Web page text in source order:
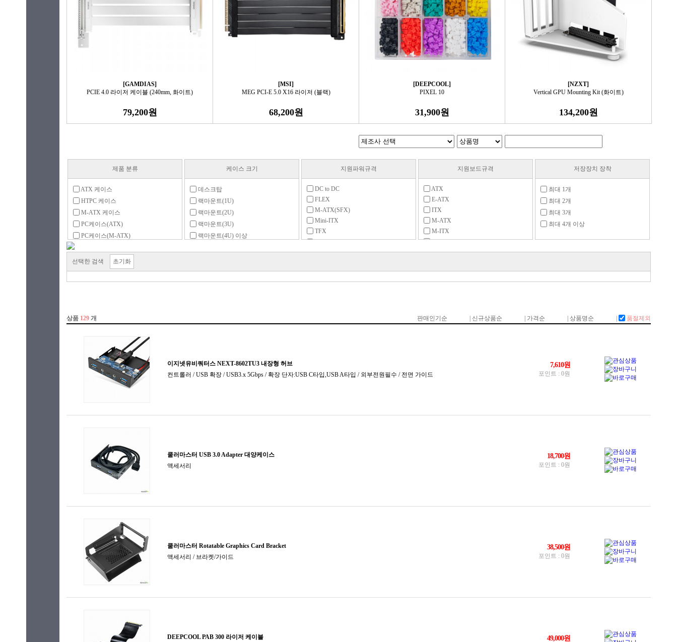
[GAMDIAS]
PCIE 4.0 라이저 케이블 (240mm, 화이트)
79,200원
[MSI]
MEG PCI-E 5.0 X16 라이저 (블랙)
68,200원
[DEEPCOOL]
PIXEL 10
31,900원
[NZXT]
Vertical GPU Mounting Kit (화이트)
134,200원
제품 분류
ATX 케이스
HTPC 케이스
M-ATX 케이스
PC케이스(ATX)
PC케이스(M-ATX)
RTX 케이스
랙마운트
모니터 일체형
튜닝 케이스
케이스 크기
데스크탑
랙마운트(1U)
랙마운트(2U)
랙마운트(3U)
랙마운트(4U) 이상
미니타워
미니타워(LP)
지원파워규격
DC to DC
FLEX
M-ATX(SFX)
Mini-ITX
TFX
표준-ATX
지원보드규격
ATX
E-ATX
ITX
M-ATX
M-ITX
SSI-EEB
저장장치 장착
최대 1개
최대 2개
최대 3개
최대 4개 이상
선택한 검색 초기화